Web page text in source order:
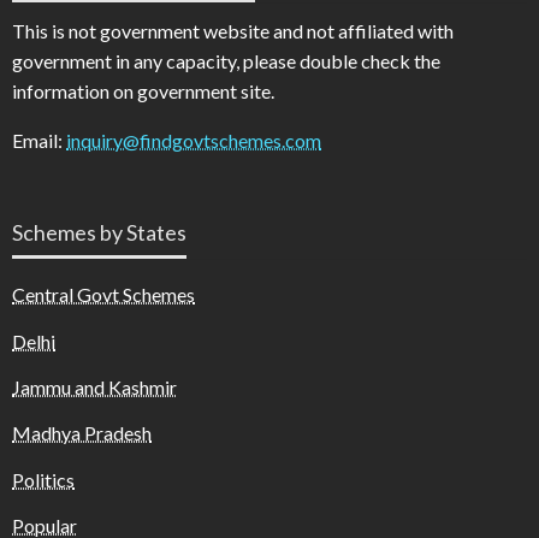
This is not government website and not affiliated with
government in any capacity, please double check the
information on government site.
Email: inquiry@findgovtschemes.com
Schemes by States
Central Govt Schemes
Delhi
Jammu and Kashmir
Madhya Pradesh
Politics
Popular